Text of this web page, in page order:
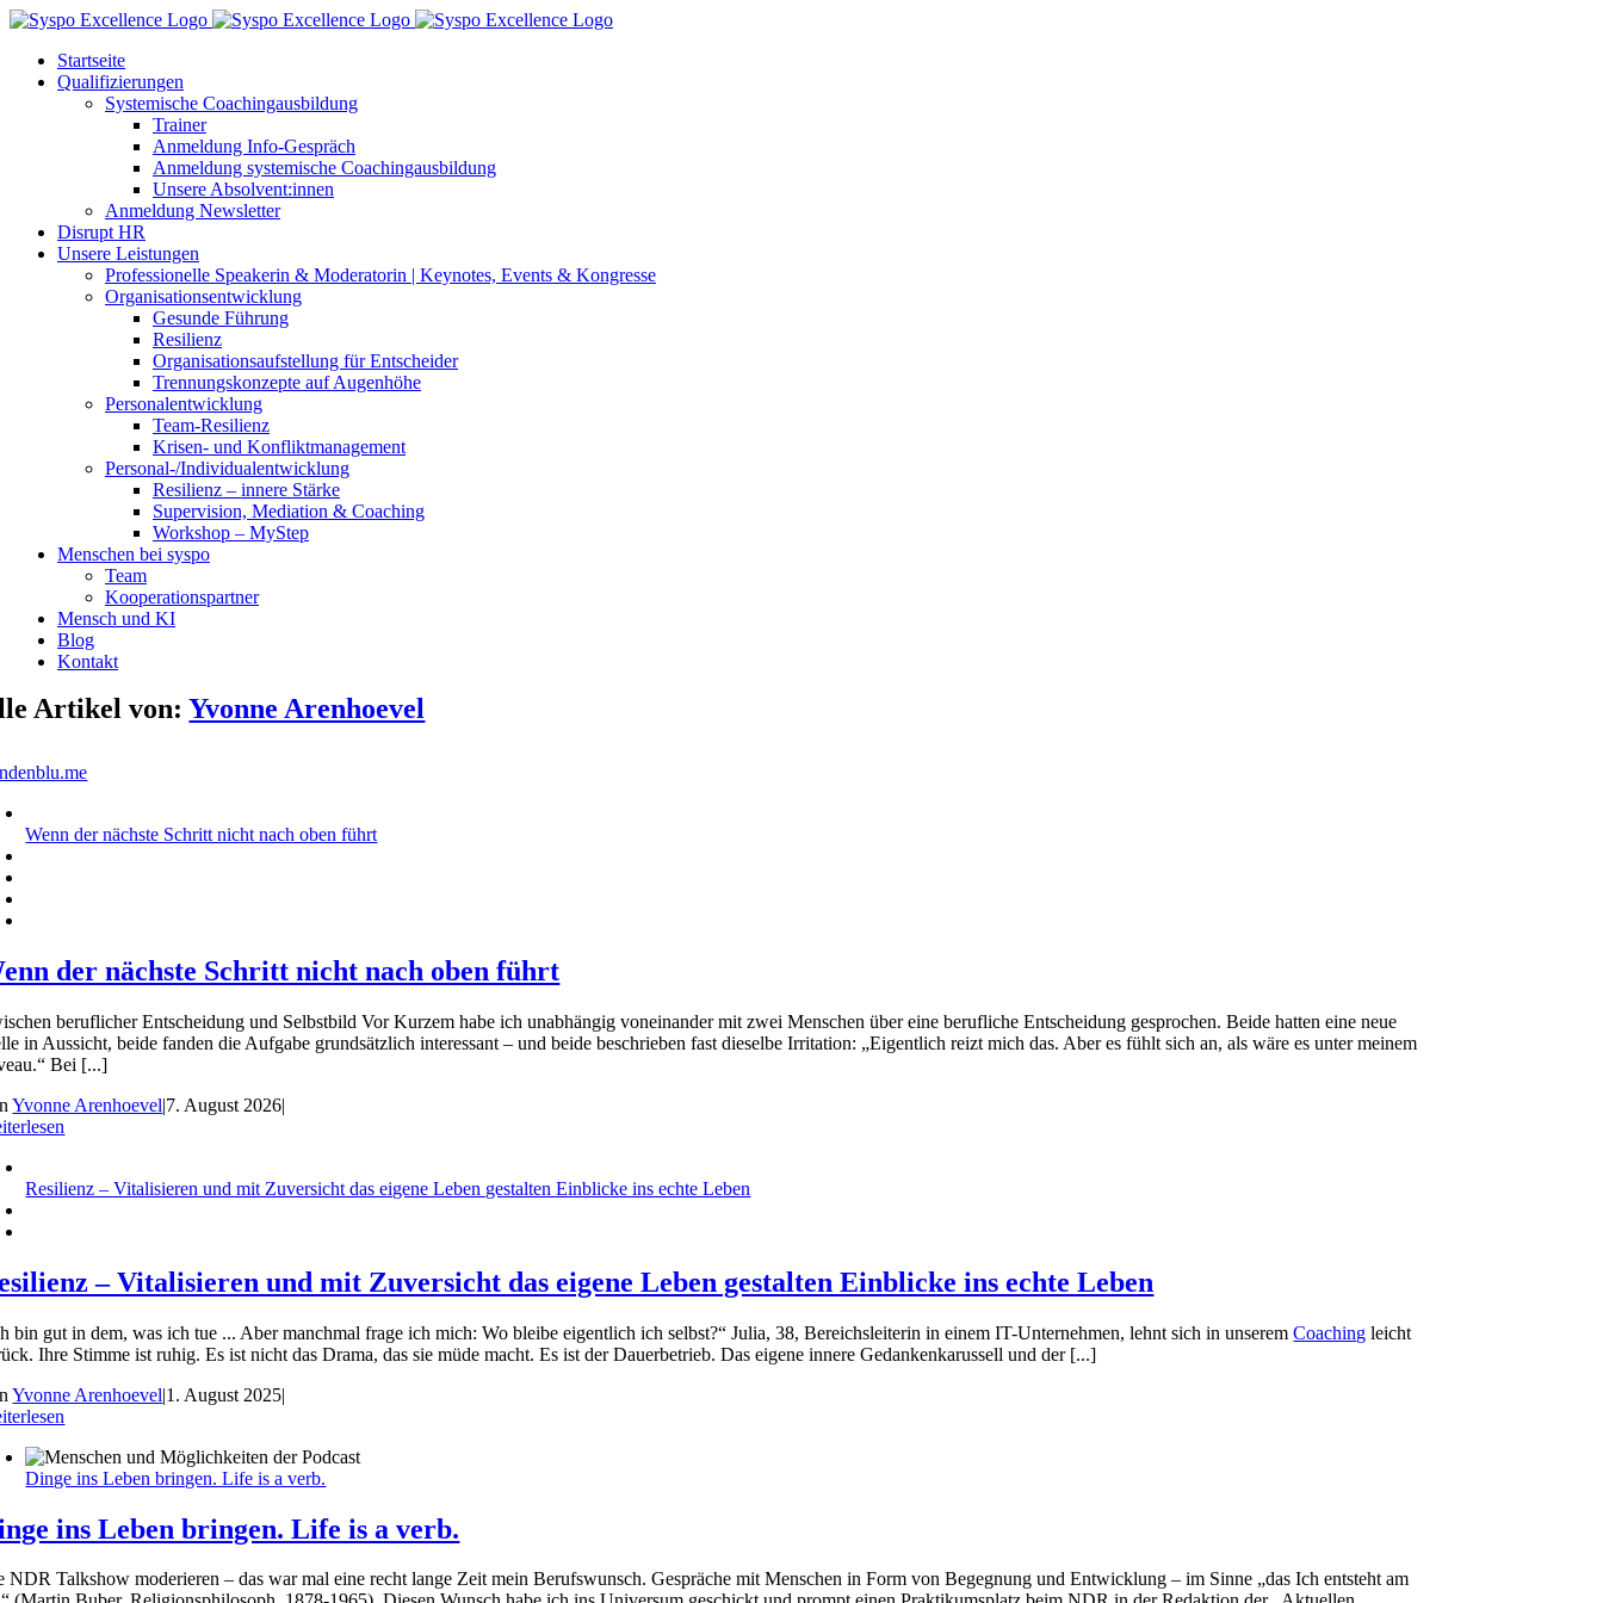
Zum
springenStartseite
Qualifizierungen
Systemische Coachingausbildung
Trainer
Anmeldung Info-Gespräch
Anmeldung systemische Coachingausbildung
Unsere Absolvent:innen
Anmeldung Newsletter
Disrupt HR
Unsere Leistungen
Professionelle Speakerin & Moderatorin | Keynotes, Events & Kongresse
Organisationsentwicklung
Gesunde Führung
Resilienz
Organisationsaufstellung für Entscheider
Trennungskonzepte auf Augenhöhe
Personalentwicklung
Team-Resilienz
Krisen- und Konfliktmanagement
Personal-/Individualentwicklung
Resilienz – innere Stärke
Supervision, Mediation & Coaching
Workshop – MyStep
Menschen bei syspo
Team
Kooperationspartner
Mensch und KI
Blog
Kontakt
Artikel von:Yvonne Arenhoevel
Wenn der nächste Schritt nicht nach oben führt
der nächste Schritt nicht nach oben führt
beruflicher Entscheidung und Selbstbild Vor Kurzem habe ich unabhängig voneinander mit zwei Menschen über eine berufliche Entscheidung gesprochen. Beide hatten eine neue
in Aussicht, beide fanden die Aufgabe grundsätzlich interessant – und beide beschrieben fast dieselbe Irritation: „Eigentlich reizt mich das. Aber es fühlt sich an, als wäre es unter meinem
Bei [...]
Yvonne Arenhoevel|7. August 2026|
Resilienz – Vitalisieren und mit Zuversicht das eigene Leben gestalten Einblicke ins echte Leben
– Vitalisieren und mit Zuversicht das eigene Leben gestalten Einblicke ins echte Leben
bin gut in dem, was ich tue ... Aber manchmal frage ich mich: Wo bleibe eigentlich ich selbst?“ Julia, 38, Bereichsleiterin in einem IT-Unternehmen, lehnt sich in unseremCoaching leicht
Ihre Stimme ist ruhig. Es ist nicht das Drama, das sie müde macht. Es ist der Dauerbetrieb. Das eigene innere Gedankenkarussell und der [...]
Yvonne Arenhoevel|1. August 2025|
Dinge ins Leben bringen. Life is a verb.
ins Leben bringen. Life is a verb.
NDR Talkshow moderieren – das war mal eine recht lange Zeit mein Berufswunsch. Gespräche mit Menschen in Form von Begegnung und Entwicklung – im Sinne „das Ich entsteht am